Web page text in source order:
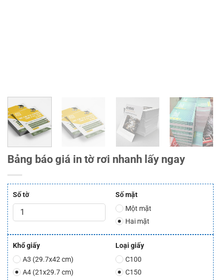
Bảng báo giá in tờ rơi nhanh lấy ngay
Số tờ Số mặt
Một mặt
Hai mặt
Khổ giấy
A3 (29.7x42 cm)
A4 (21x29.7 cm)
Loại giấy
C100
C150